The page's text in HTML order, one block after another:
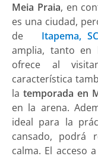
Meia Praia, en
es una ciudad,
de
Itapema, SC
amplia, tanto en
ofrece al
característica
la temporada en
en la arena.
ideal para la
cansado, podrá
calma. El acceso